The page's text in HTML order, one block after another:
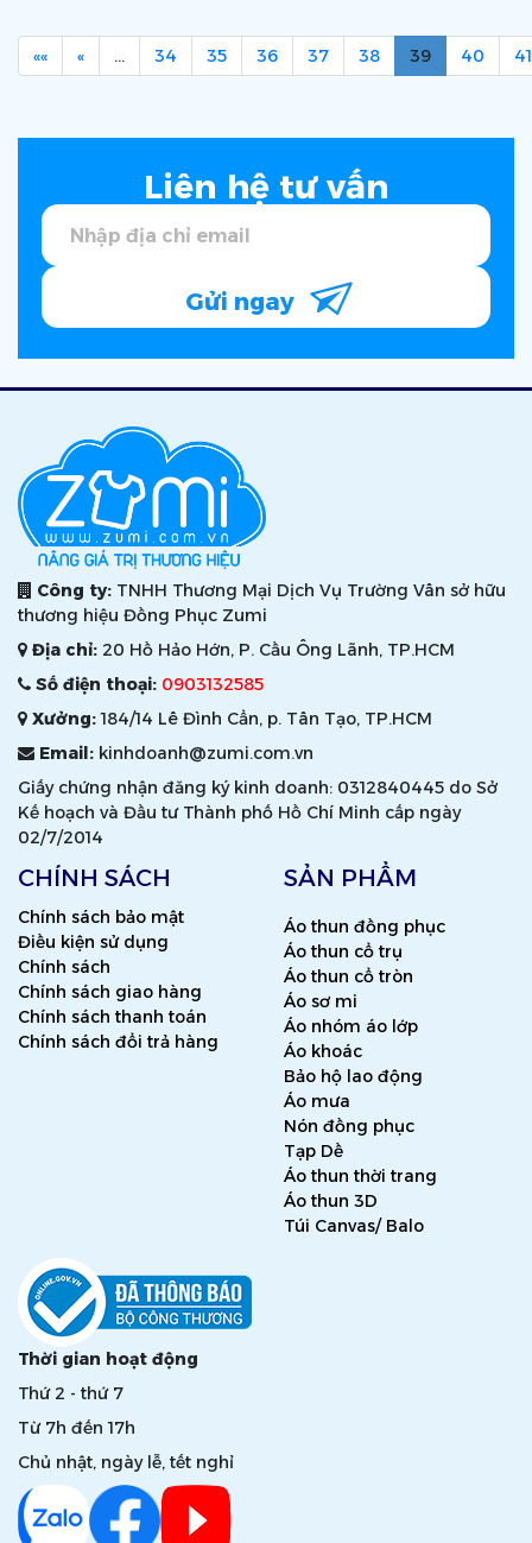
«« « … 34 35 36 37 38 39 40 41
Liên hệ tư vấn
Gửi ngay
Công ty: TNHH Thương Mại Dịch Vụ Trường Vân sở hữu
thương hiệu Đồng Phục Zumi
Địa chỉ: 20 Hồ Hảo Hớn, P. Cầu Ông Lãnh, TP.HCM
Số điện thoại: 0903132585
Xưởng:184/14 Lê Đình Cẩn, p. Tân Tạo, TP.HCM
Email: kinhdoanh@zumi.com.vn
Giấy chứng nhận đăng ký kinh doanh: 0312840445 do Sở
Kế hoạch và Đầu tư Thành phố Hồ Chí Minh cấp ngày
02/7/2014
CHÍNH SÁCH
Chính sách bảo mật
Điều kiện sử dụng
Chính sách
Chính sách giao hàng
Chính sách thanh toán
Chính sách đổi trả hàng
SẢN PHẨM
Áo thun đồng phục
Áo thun cổ trụ
Áo thun cổ tròn
Áo sơ mi
Áo nhóm áo lớp
Áo khoác
Bảo hộ lao động
Áo mưa
Nón đồng phục
Tạp Dề
Áo thun thời trang
Áo thun 3D
Túi Canvas/ Balo
Thời gian hoạt động
Thứ 2 - thứ 7
Từ 7h đến 17h
Chủ nhật, ngày lễ, tết nghỉ